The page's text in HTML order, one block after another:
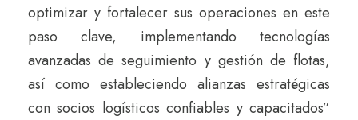
optimizar y fortalecer sus operaciones en este
paso clave, implementando tecnologías
avanzadas de seguimiento y gestión de flotas,
así como estableciendo alianzas estratégicas
con socios logísticos confiables y capacitados”